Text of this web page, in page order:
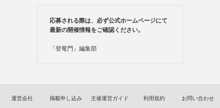
応募される際は、必ず公式ホームページにて
最新の開催情報をご確認ください。
「登竜門」編集部
運営会社 掲載申し込み 主催運営ガイド 利用規約 お問い合わせ